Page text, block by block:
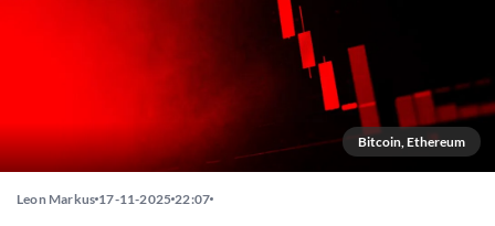
Bitcoin, Ethereum
Leon Markus 17-11-2025 22:07